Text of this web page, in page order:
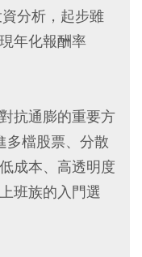
分析，起步雖
年化報酬率
抗通膨的重要方
多檔股票、分散
成本、高透明度
班族的入門選